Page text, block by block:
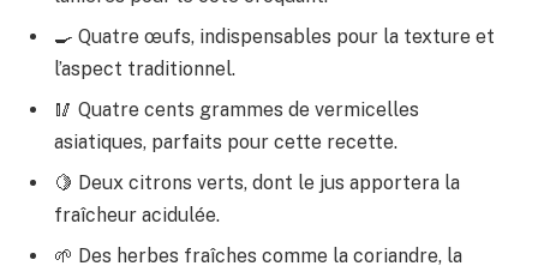
🍳 Quatre œufs, indispensables pour la texture et
l’aspect traditionnel.
🥢 Quatre cents grammes de vermicelles
asiatiques, parfaits pour cette recette.
🍋 Deux citrons verts, dont le jus apportera la
fraîcheur acidulée.
🌱 Des herbes fraîches comme la coriandre, la